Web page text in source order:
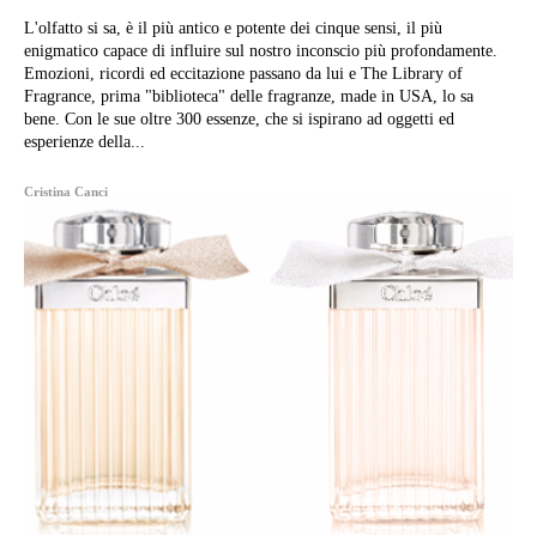
L'olfatto si sa, è il più antico e potente dei cinque sensi, il più
enigmatico capace di influire sul nostro inconscio più profondamente.
Emozioni, ricordi ed eccitazione passano da lui e The Library of
Fragrance, prima "biblioteca" delle fragranze, made in USA, lo sa
bene. Con le sue oltre 300 essenze, che si ispirano ad oggetti ed
esperienze della...
Cristina Canci